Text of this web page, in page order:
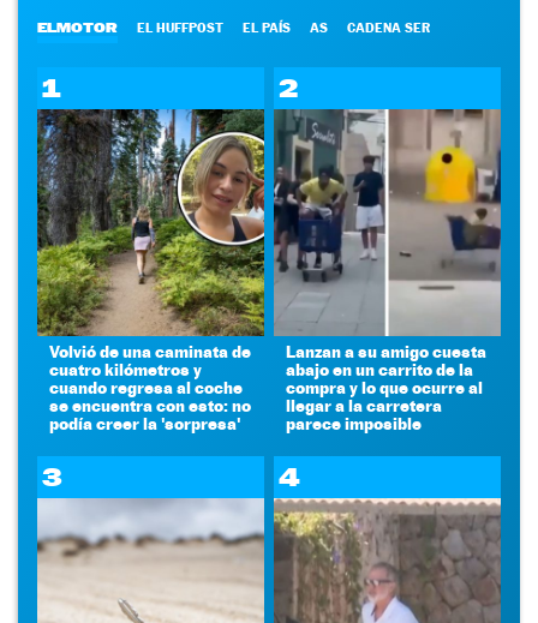
ELMOTOR EL HUFFPOST EL PAÍS AS CADENA SER
1
Volvió de una caminata de
cuatro kilómetros y
cuando regresa al coche
se encuentra con esto: no
podía creer la 'sorpresa'
2
Lanzan a su amigo cuesta
abajo en un carrito de la
compra y lo que ocurre al
llegar a la carretera
parece imposible
3 4